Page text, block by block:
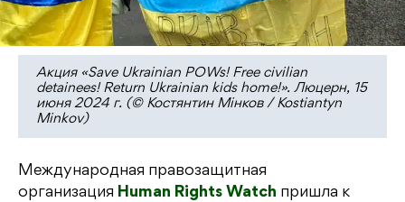
Акция «Save Ukrainian POWs! Free civilian
detainees! Return Ukrainian kids home!». Люцерн, 15
июня 2024 г. (© Костянтин Мінков / Kostiantyn
Minkov)
Международная правозащитная
организация Human Rights Watch пришла к